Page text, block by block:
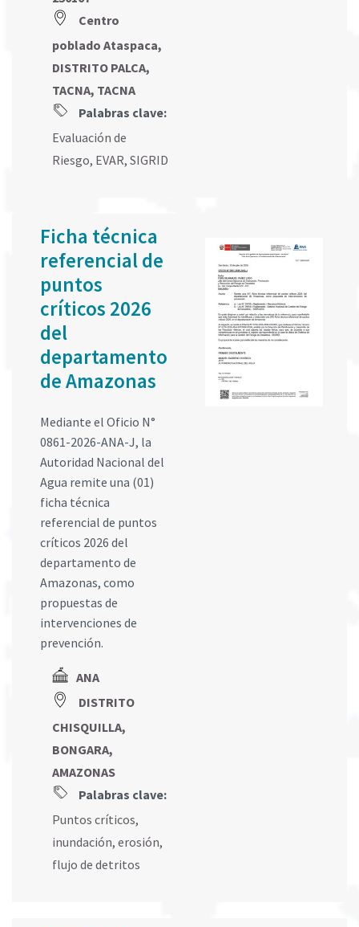
Centro
poblado Ataspaca,
DISTRITO PALCA,
TACNA, TACNA
Palabras clave:
Evaluación de
Riesgo, EVAR, SIGRID
Ficha técnica
referencial de
puntos
críticos 2026
del
departamento
de Amazonas
Mediante el Oficio N°
0861-2026-ANA-J, la
Autoridad Nacional del
Agua remite una (01)
ficha técnica
referencial de puntos
críticos 2026 del
departamento de
Amazonas, como
propuestas de
intervenciones de
prevención.
ANA
DISTRITO
CHISQUILLA,
BONGARA,
AMAZONAS
Palabras clave:
Puntos críticos,
inundación, erosión,
flujo de detritos